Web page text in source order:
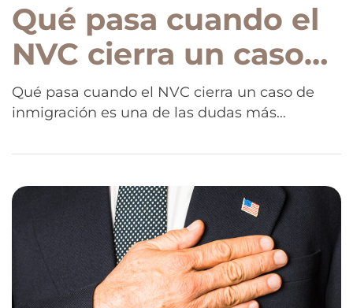
Qué pasa cuando el
NVC cierra un caso
de inmigración por
abandono y qué
hacer para
recuperarlo
Qué pasa cuando el NVC cierra un caso de
inmigración es una de las dudas más
consular. Muchos desconocen las
trámite y los riesgos que esto puede implicar.
Qué pasa cuando el NVC cierra un caso de
inmigración es una situación más común […]